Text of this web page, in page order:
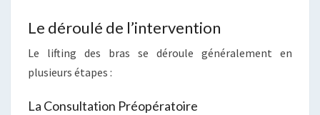
Le déroulé de l’intervention
Le lifting des bras se déroule généralement en
plusieurs étapes :
La Consultation Préopératoire